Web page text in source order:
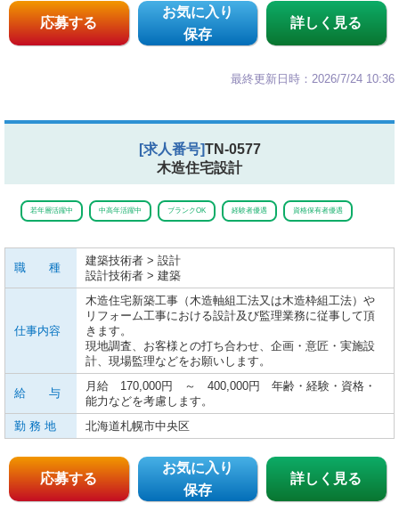
応募する
お気に入り
保存
詳しく見る
最終更新日時：2026/7/24 10:36
[求人番号]TN-0577
木造住宅設計
若年層活躍中 中高年活躍中 ブランクOK 経験者優遇 資格保有者優遇
職 種
建築技術者 > 設計
設計技術者 > 建築
仕事内容
木造住宅新築工事（木造軸組工法又は木造枠組工法）や
リフォーム工事における設計及び監理業務に従事して頂
きます。
現地調査、お客様との打ち合わせ、企画・意匠・実施設
計、現場監理などをお願いします。
給 与
月給 170,000円 ～ 400,000円 年齢・経験・資格・
能力などを考慮します。
勤 務 地
北海道札幌市中央区
応募する
お気に入り
保存
詳しく見る